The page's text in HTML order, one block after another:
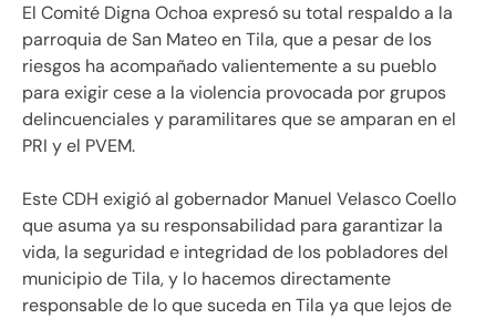
El Comité Digna Ochoa expresó su total respaldo a la
parroquia de San Mateo en Tila, que a pesar de los
riesgos ha acompañado valientemente a su pueblo
para exigir cese a la violencia provocada por grupos
delincuenciales y paramilitares que se amparan en el
PRI y el PVEM.
Este CDH exigió al gobernador Manuel Velasco Coello
que asuma ya su responsabilidad para garantizar la
vida, la seguridad e integridad de los pobladores del
municipio de Tila, y lo hacemos directamente
responsable de lo que suceda en Tila ya que lejos de